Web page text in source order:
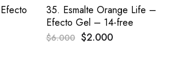
35. Esmalte Orange Life –
Efecto Gel – 14-free
$6.000 $2.000